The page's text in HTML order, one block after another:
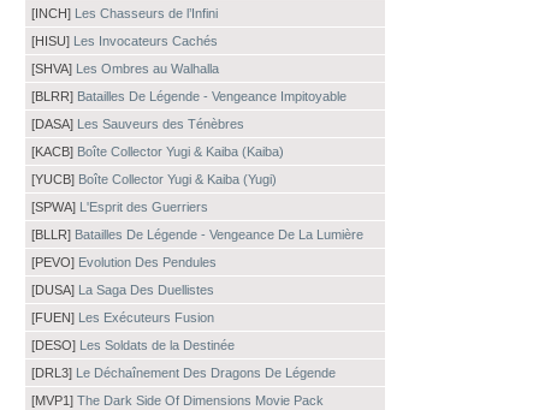
[INCH] Les Chasseurs de l’Infini
[HISU] Les Invocateurs Cachés
[SHVA] Les Ombres au Walhalla
[BLRR] Batailles De Légende - Vengeance Impitoyable
[DASA] Les Sauveurs des Ténèbres
[KACB] Boîte Collector Yugi & Kaiba (Kaiba)
[YUCB] Boîte Collector Yugi & Kaiba (Yugi)
[SPWA] L'Esprit des Guerriers
[BLLR] Batailles De Légende - Vengeance De La Lumière
[PEVO] Evolution Des Pendules
[DUSA] La Saga Des Duellistes
[FUEN] Les Exécuteurs Fusion
[DESO] Les Soldats de la Destinée
[DRL3] Le Déchaînement Des Dragons De Légende
[MVP1] The Dark Side Of Dimensions Movie Pack